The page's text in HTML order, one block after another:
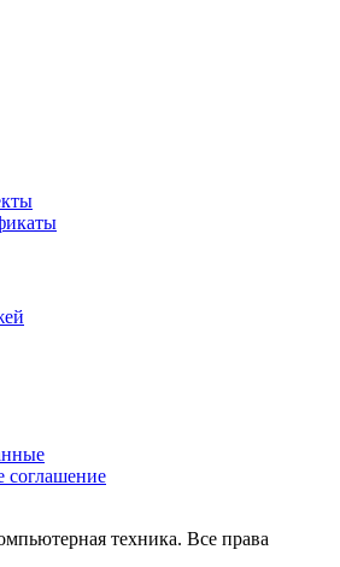
соглашение
техника. Все права